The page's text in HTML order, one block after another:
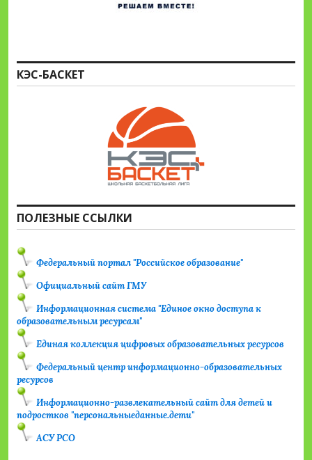
КЭС-БАСКЕТ
ПОЛЕЗНЫЕ ССЫЛКИ
Федеральный портал "Российское образование"
Официальный сайт ГМУ
Информационная система "Единое окно доступа к
образовательным ресурсам"
Единая коллекция цифровых образовательных ресурсов
Федеральный центр информационно-образовательных
ресурсов
Информационно-развлекательный сайт для детей и
подростков "персональныеданные.дети"
АСУ РСО